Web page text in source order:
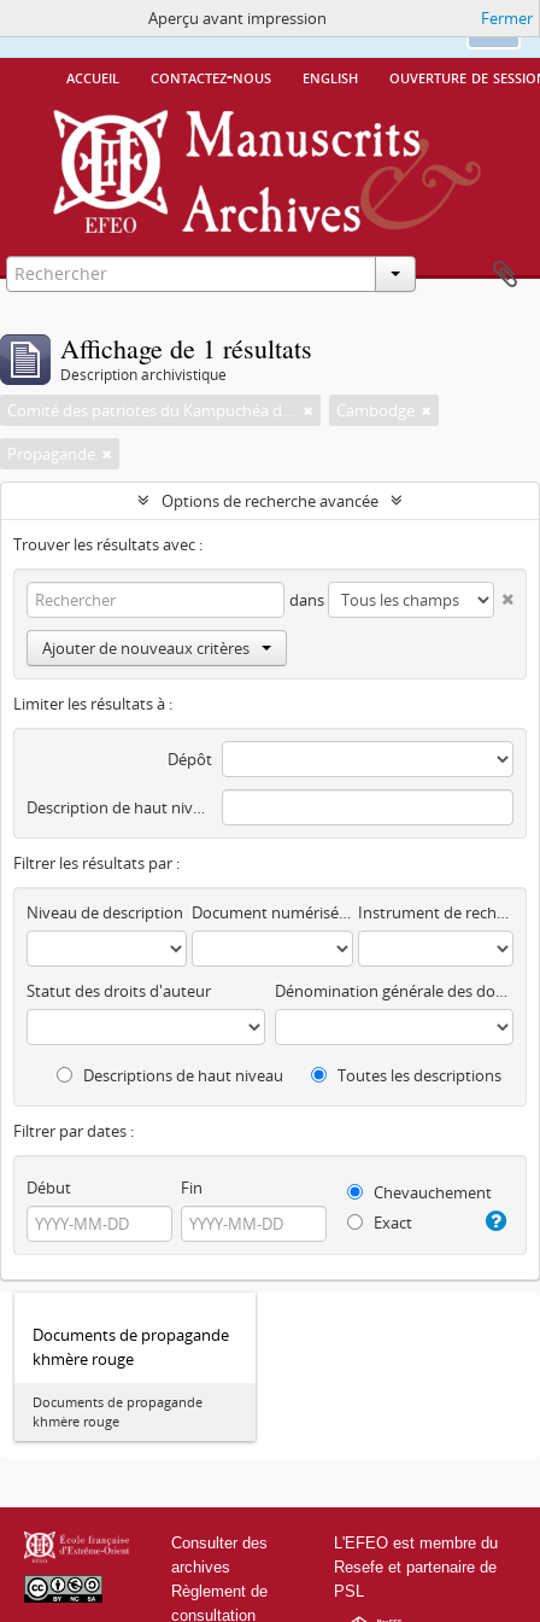
Ok
Ce site utilise des cookiesMore Info.
accueil contactez-nous english ouverture de
Aperçu avant impression Fermer
Affichage de 1 résultats
Description archivistique
Comité des patriotes du Kampuchéa démocratique en France
Cambodge
Propagande
Options de recherche avancée
Trouver les résultats avec :
dans
Ajouter de nouveaux critères
Limiter les résultats à :
Dépôt
Description de haut niveau
Filtrer les résultats par :
Niveau de description Document numérisé disponible Instrument de recherche
Statut des droits d'auteur Dénomination générale des documents
Descriptions de haut niveau Toutes les descriptions
Filtrer par dates :
Début Fin
Chevauchement
Exact
Documents de propagande
khmère rouge
Documents de propagande
khmère rouge
Consulter des
archives
Règlement de
consultation
L'EFEO est membre du
Resefe et partenaire de
PSL